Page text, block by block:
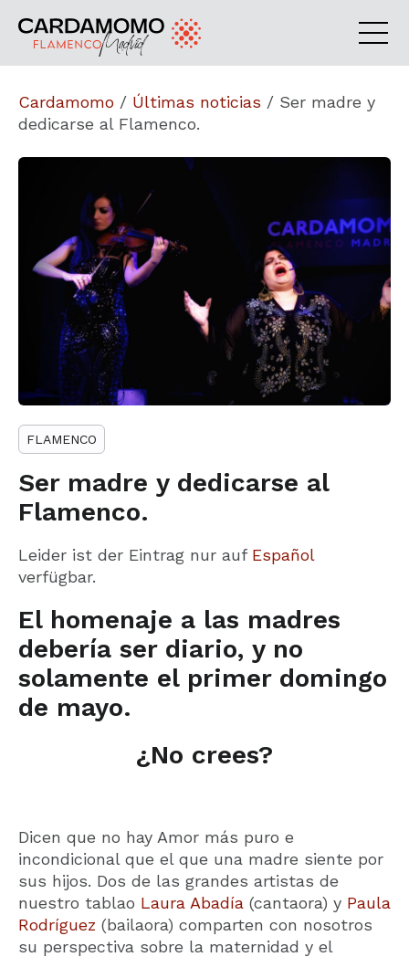
Cardamomo / Últimas noticias / Ser madre y
dedicarse al Flamenco.
FLAMENCO
Ser madre y dedicarse al
Flamenco.
Leider ist der Eintrag nur auf Español
verfügbar.
El homenaje a las madres
debería ser diario, y no
solamente el primer domingo
de mayo.
¿No crees?
Dicen que no hay Amor más puro e
incondicional que el que una madre siente por
sus hijos. Dos de las grandes artistas de
nuestro tablao Laura Abadía (cantaora) y Paula
Rodríguez (bailaora) comparten con nosotros
su perspectiva sobre la maternidad y el